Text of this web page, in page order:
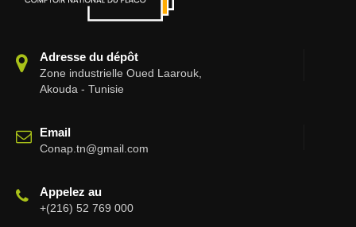
Adresse du dépôt
Zone industrielle Oued Laarouk,
Akouda - Tunisie
Email
Conap.tn@gmail.com
Appelez au
+(216) 52 769 000